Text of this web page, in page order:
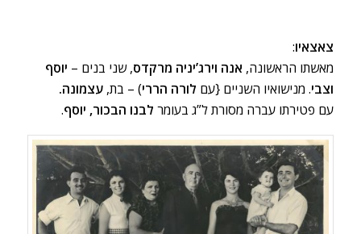
צאצאיו:
מאשתו הראשונה, אנה וירג’יניה מרקדס, שני בנים – יוסף
וצבי. מנישואיו השניים {עם לורה הררי) – בת, עצמונה.
עם פטירתו עברה מסורת ל”ג בעומר לבנו הבכור, יוסף.